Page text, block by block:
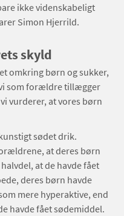
ikke videnskabeligt
Simon Hjerrild.
skyld
omkring børn og sukker,
som forældre tillægger
vurderer, at vores børn
sødet drik.
at deres børn
at de havde fået
deres børn havde
mere hyperaktive, end
havde fået sødemiddel.